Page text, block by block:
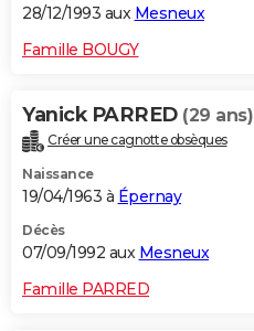
28/12/1993 aux Mesneux
Famille BOUGY
Yanick PARRED (29 ans)
Créer une cagnotte obsèques
Naissance
19/04/1963 à Épernay
Décès
07/09/1992 aux Mesneux
Famille PARRED